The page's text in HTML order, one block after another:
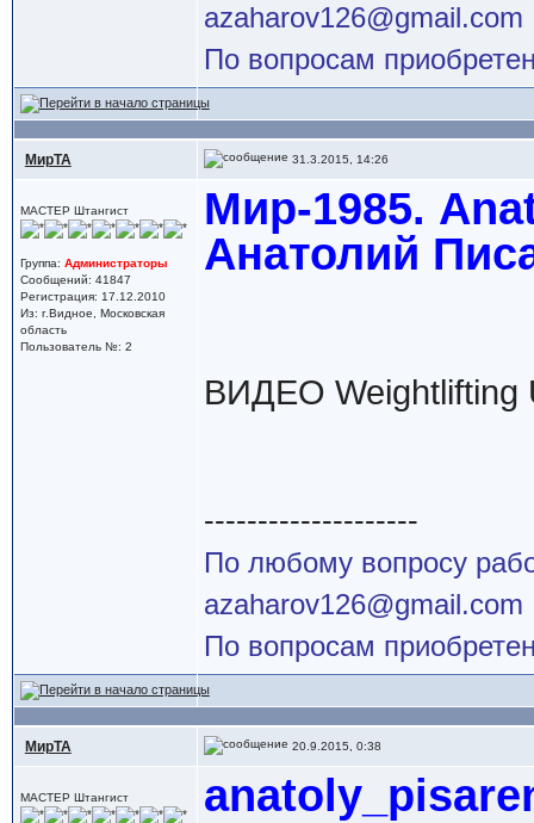
azaharov126@gmail.com
По вопросам
МирТА 31.3.2015, 14:26
МАСТЕР Штангист
Группа: Администраторы
Сообщений: 41847
Регистрация: 17.12.2010
Из: г.Видное, Московская
область
Пользователь №: 2
Мир-1985.
Анатолий
ВИДЕО Weightlifting
--------------------
По любому вопросу
azaharov126@gmail.com
По вопросам
МирТА 20.9.2015, 0:38
МАСТЕР Штангист